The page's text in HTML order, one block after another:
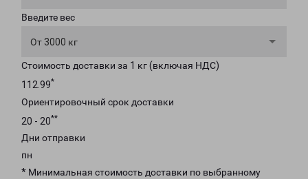
Введите вес
От 3000 кг
Стоимость доставки за 1 кг (включая НДС)
112.99*
Ориентировочный срок доставки
20 - 20**
Дни отправки
пн
* Минимальная стоимость доставки по выбранному